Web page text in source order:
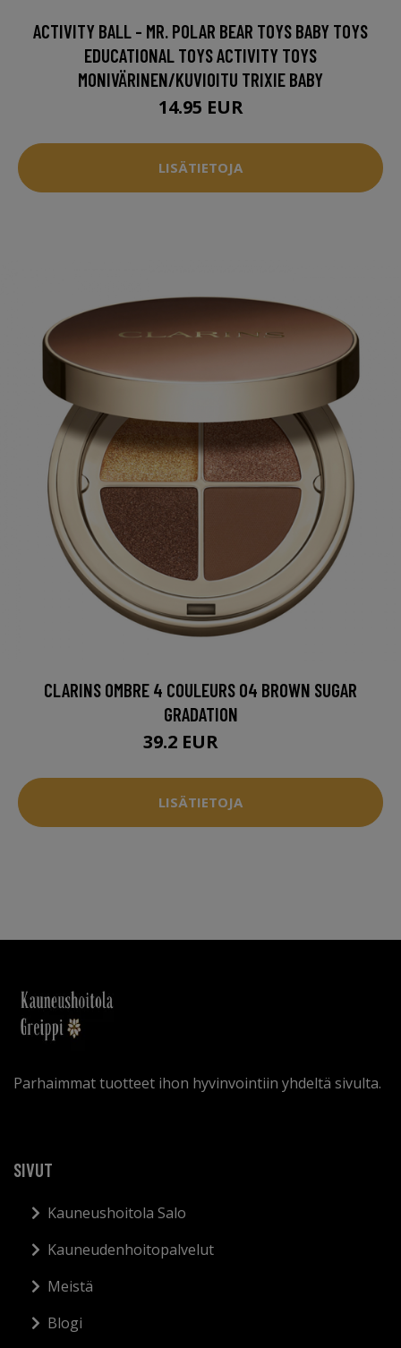
ACTIVITY BALL - MR. POLAR BEAR TOYS BABY TOYS
EDUCATIONAL TOYS ACTIVITY TOYS
MONIVÄRINEN/KUVIOITU TRIXIE BABY
14.95 EUR
LISÄTIETOJA
CLARINS OMBRE 4 COULEURS 04 BROWN SUGAR
GRADATION
39.2 EUR
LISÄTIETOJA
Parhaimmat tuotteet ihon hyvinvointiin yhdeltä sivulta.
SIVUT
Kauneushoitola Salo
Kauneudenhoitopalvelut
Meistä
Blogi